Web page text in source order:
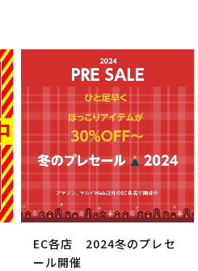
EC各店 2024冬のプレセ
ール開催